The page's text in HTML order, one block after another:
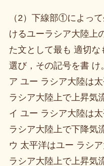
（2）下線部①によっ
けるユーラシア大陸上
た文として最も 適切
選び，その記号を書 け。
ア ユー ラシア大陸は
ラシア大陸上で上昇気
イ ユー ラシア大陸は
ラシア大陸上で下降気
ウ 太平洋はユー ラシ
ラシア大陸上で上昇気